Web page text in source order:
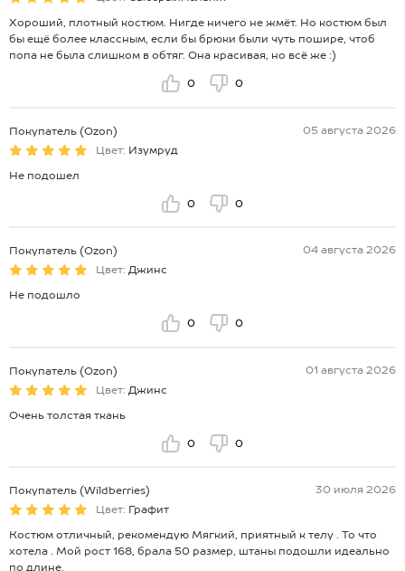
Хороший, плотный костюм. Нигде ничего не жмёт. Но костюм был
бы ещё более классным, если бы брюки были чуть пошире, чтоб
попа не была слишком в обтяг. Она красивая, но всё же :)
0 0
Покупатель (Ozon)
05 августа 2026
Цвет: Изумруд
Не подошел
0 0
Покупатель (Ozon)
04 августа 2026
Цвет: Джинс
Не подошло
0 0
Покупатель (Ozon)
01 августа 2026
Цвет: Джинс
Очень толстая ткань
0 0
Покупатель (Wildberries)
30 июля 2026
Цвет: Графит
Костюм отличный, рекомендую Мягкий, приятный к телу . То что
хотела . Мой рост 168, брала 50 размер, штаны подошли идеально
по длине.